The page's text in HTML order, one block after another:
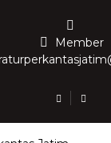
Member